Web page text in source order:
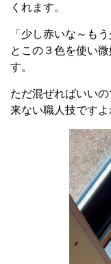
くれます。
「少し赤いな～も
とこの３色を使い
す。
ただ混ぜればいい
来ない職人技ですよ